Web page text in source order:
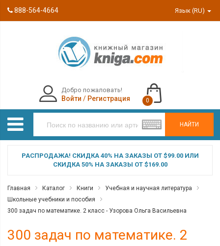
888-564-4664 Язык (RU)
НАЙТИ
Добро пожаловать!
Войти / Регистрация 0
РАСПРОДАЖА! СКИДКА 40% НА ЗАКАЗЫ ОТ $99.00 ИЛИ
СКИДКА 50% НА ЗАКАЗЫ ОТ $169.00
Главная Каталог Книги
Учебная и научная литература
Школьные учебники и пособия
300 задач по математике. 2 класс - Узорова Ольга Васильевна
300 задач по математике. 2